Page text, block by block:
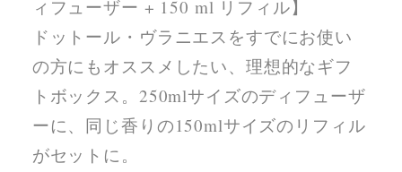
ィフューザー + 150 ml リフィル】
ドットール・ヴラニエスをすでにお使い
の方にもオススメしたい、理想的なギフ
トボックス。250mlサイズのディフューザ
ーに、同じ香りの150mlサイズのリフィル
がセットに。